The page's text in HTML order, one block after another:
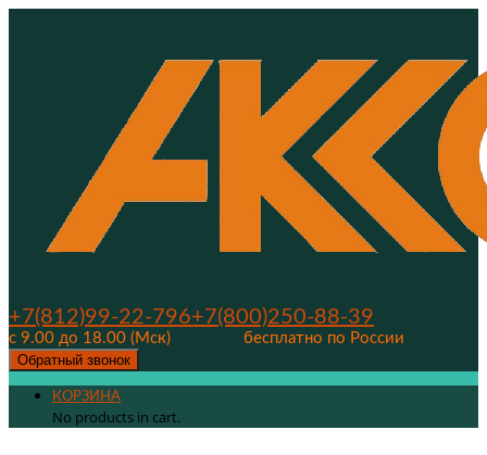
+7(812)99-22-796+7(800)250-88-39
с 9.00 до 18.00 (Мск)
бесплатно по России
Обратный звонок
КОРЗИНА
No products in cart.